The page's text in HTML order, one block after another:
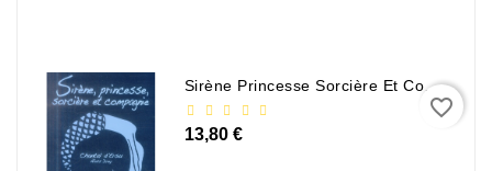
Sirène Princesse Sorcière Et Compagnie
13,80 €
favorite_border